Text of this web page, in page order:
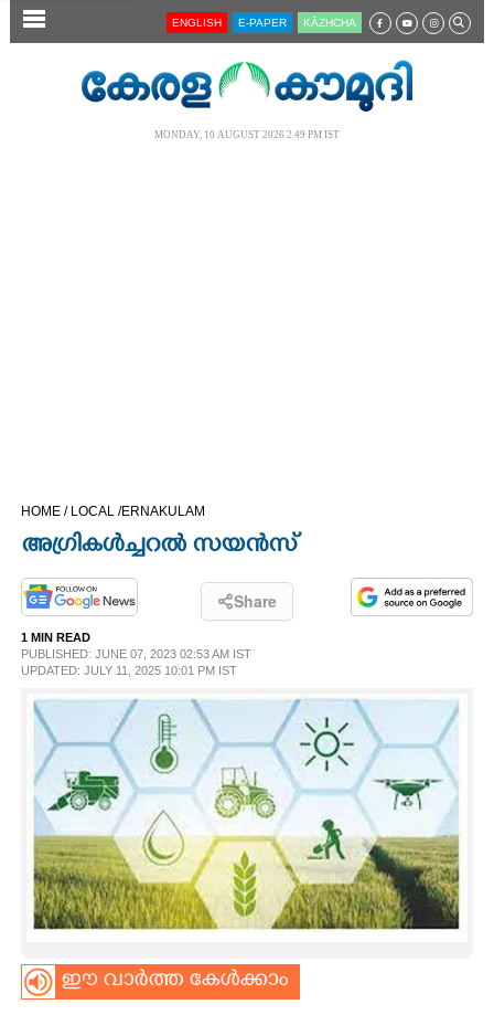
SECTIONS
CINEMA
OPINION
PHOTOS
LIFESTYLE
SPIRITUAL
INFO+
ART
ASTRO
ENGLISH E-PAPER KĀZHCHA
MONDAY, 10 AUGUST 2026 2.49 PM IST
HOME / LOCAL /ERNAKULAM
അഗ്രികൾച്ചറൽ സയൻസ്
Share
1 MIN READ
PUBLISHED: JUNE 07, 2023 02:53 AM IST
UPDATED: JULY 11, 2025 10:01 PM IST
ഈ വാർത്ത കേൾക്കാം